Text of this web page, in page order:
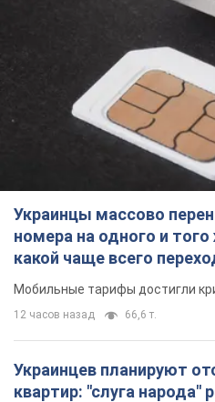
Украинцы массово
номера на одного и
какой чаще всего
Мобильные тарифы достигли
12 часов назад 66,6 т.
Украинцев планируют
квартир: "слуга народа"